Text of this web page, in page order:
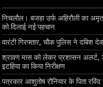
निचलौल। बजहा उर्फ अहिरौली का
को दिलाई नई पहचान
वारंटी गिरफ्तार, चौक पुलिस ने दबिश
श्रावण मास को लेकर प्रशासन अलर्ट,
इटहिया का किया निरीक्षण
पत्रकार आशुतोष रौनियार के पिता